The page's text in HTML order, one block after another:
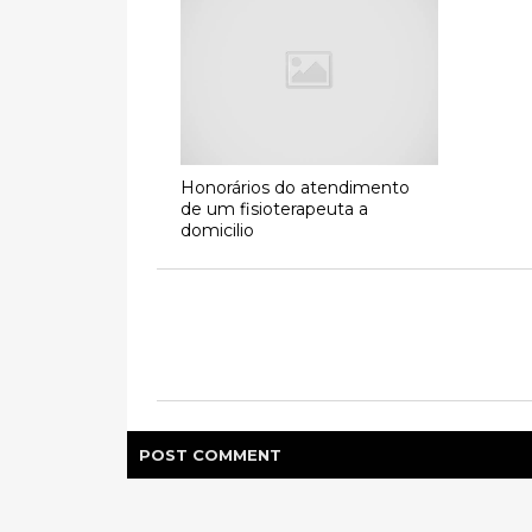
Honorários do atendimento
de um fisioterapeuta a
domicilio
POST COMMENT